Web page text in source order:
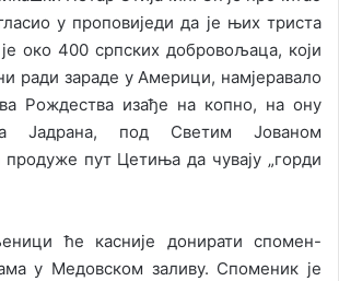
у проповиједи да је њих триста
око 400 српских добровољаца, који
ради зараде у Америци, намјеравало
Рождества изађе на копно, на ону
Јадрана, под Светим Јованом
пут Цетиња да чувају „горди
ће касније донирати спомен-
у Медовском заливу. Споменик је